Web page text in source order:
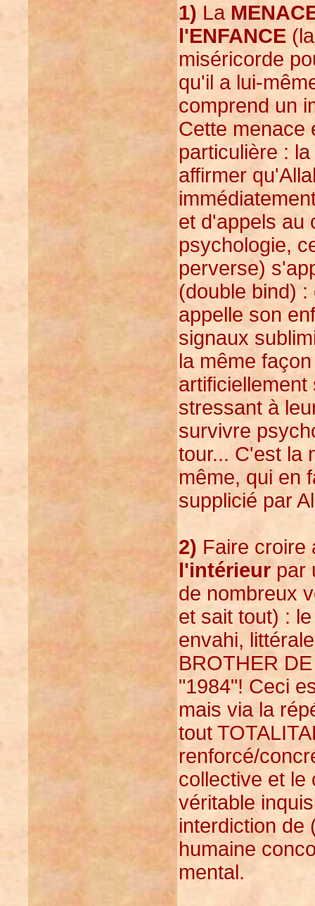
1) La
l'ENFANCE
miséricorde
qu'il a lui-
comprend un
Cette menace
particulière :
affirmer
et d'appels au
psychologie,
perverse)
(double bind)
appelle son
signaux
la même
stressant à
survivre
tour... C'est la
même, qui en
supplicié par
2) Faire
l'intérieur par
de nombreux
et sait tout) :
envahi,
BROTHER
"1984"! Ceci
mais via la
tout
renforcé/
collective et le
véritable
interdiction de
humaine
mental.